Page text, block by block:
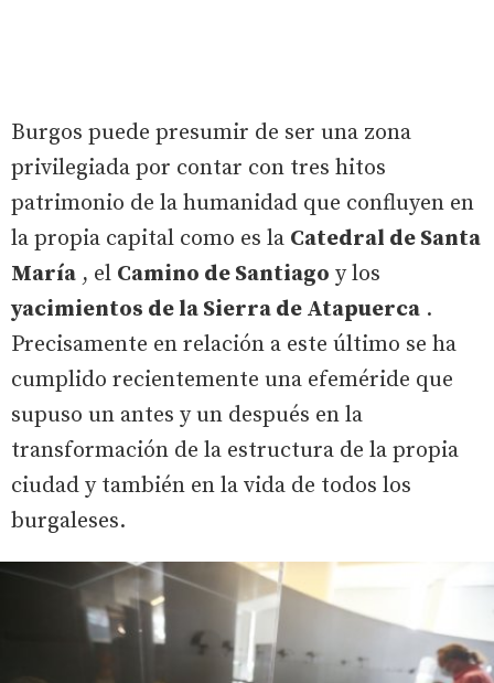
Burgos puede presumir de ser una zona
privilegiada por contar con tres hitos
patrimonio de la humanidad que confluyen en
la propia capital como es la Catedral de Santa
María , el Camino de Santiago y los
yacimientos de la Sierra de Atapuerca .
Precisamente en relación a este último se ha
cumplido recientemente una efeméride que
supuso un antes y un después en la
transformación de la estructura de la propia
ciudad y también en la vida de todos los
burgaleses.